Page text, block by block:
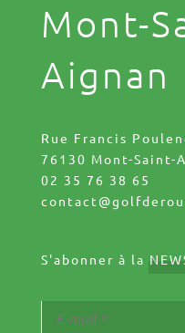
Mont-
Aignan
Rue Francis
76130 Mont-Saint-
02 35 76 38 65
S'abonner à la